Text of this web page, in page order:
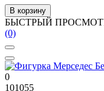
В корзину
БЫСТРЫЙ
(0)
0
101055